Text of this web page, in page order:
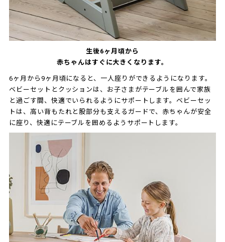
生後6ヶ月頃から
赤ちゃんはすぐに大きくなります。
6ヶ月から9ヶ月頃になると、一人座りができるようになります。
ベビーセットとクッションは、お子さまがテーブルを囲んで家族
と過ごす間、快適でいられるようにサポートします。ベビーセッ
トは、高い背もたれと股部分も支えるガードで、赤ちゃんが安全
に座り、快適にテーブルを囲めるようサポートします。